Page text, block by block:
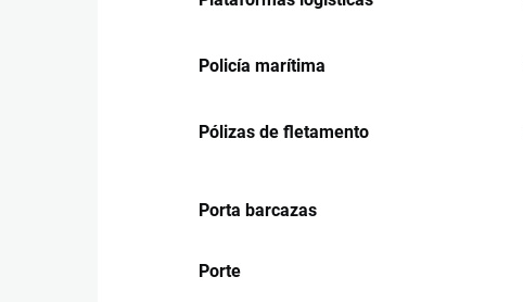
Policía marítima
Pólizas de fletamento
Porta barcazas
Porte